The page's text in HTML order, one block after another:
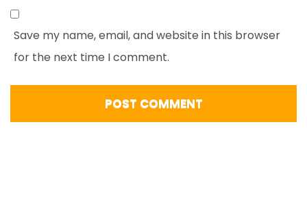
Save my name, email, and website in this browser
for the next time I comment.